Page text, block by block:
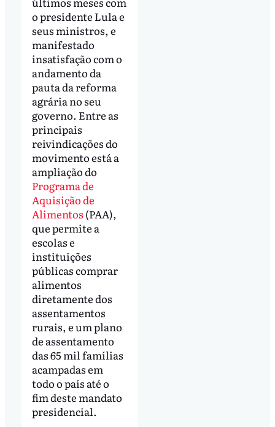
o presidente Lula e
seus ministros, e
manifestado
insatisfação com o
andamento da
pauta da reforma
agrária no seu
governo. Entre as
principais
reivindicações do
movimento está a
ampliação do
Programa de
Aquisição de
Alimentos (PAA),
que permite a
escolas e
instituições
públicas comprar
alimentos
diretamente dos
assentamentos
rurais, e um plano
de assentamento
das 65 mil famílias
acampadas em
todo o país até o
fim deste mandato
presidencial.